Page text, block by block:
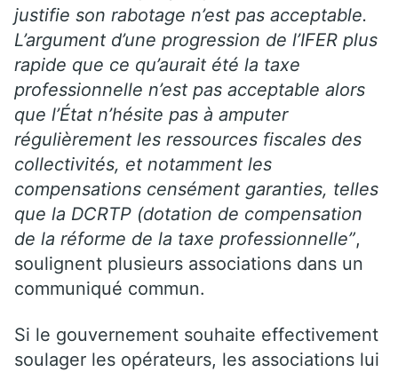
justifie son rabotage n’est pas acceptable.
L’argument d’une progression de l’IFER plus
rapide que ce qu’aurait été la taxe
professionnelle n’est pas acceptable alors
que l’État n’hésite pas à amputer
régulièrement les ressources fiscales des
collectivités, et notamment les
compensations censément garanties, telles
que la DCRTP (dotation de compensation
de la réforme de la taxe professionnelle”,
soulignent plusieurs associations dans un
communiqué commun.
Si le gouvernement souhaite effectivement
soulager les opérateurs, les associations lui